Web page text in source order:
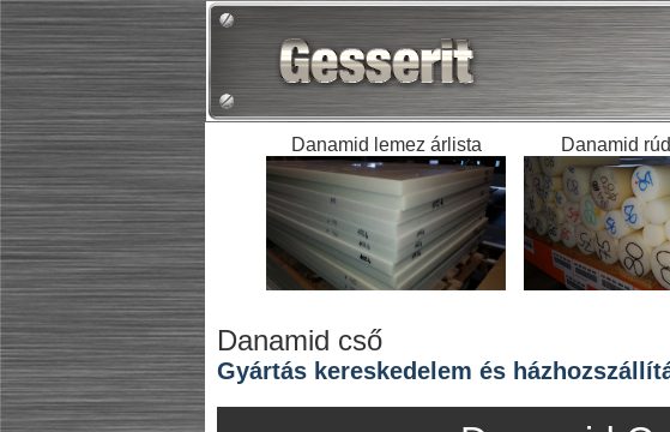
Danamid lemez árlista Danamid
Danamid cső
Gyártás kereskedelem és